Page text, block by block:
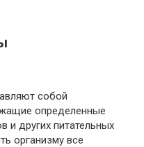
собой
определенные
и других питательных
организму все